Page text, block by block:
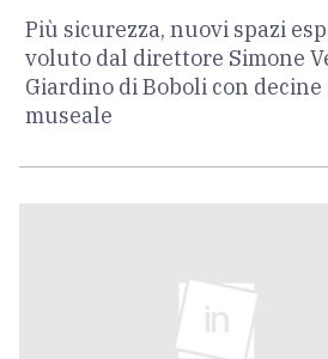
Più sicurezza, nuovi spazi
voluto dal direttore Simone
Giardino di Boboli con
museale